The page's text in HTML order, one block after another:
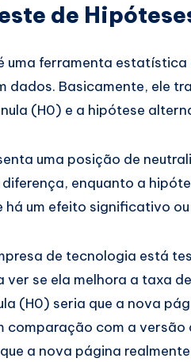
de
uma ferramenta
dados. Basicamente, ele
(H0) e a hipótese
uma posição de
enquanto a
há um efeito significativo
de tecnologia está
ver se ela melhora a taxa
(H0) seria que a nova
comparação com a versão
a nova página